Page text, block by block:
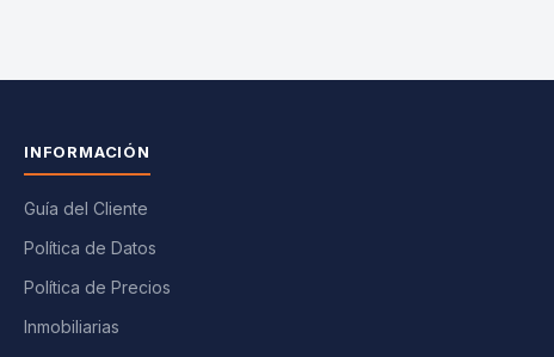
INFORMACIÓN
Guía del Cliente
Política de Datos
Política de Precios
Inmobiliarias